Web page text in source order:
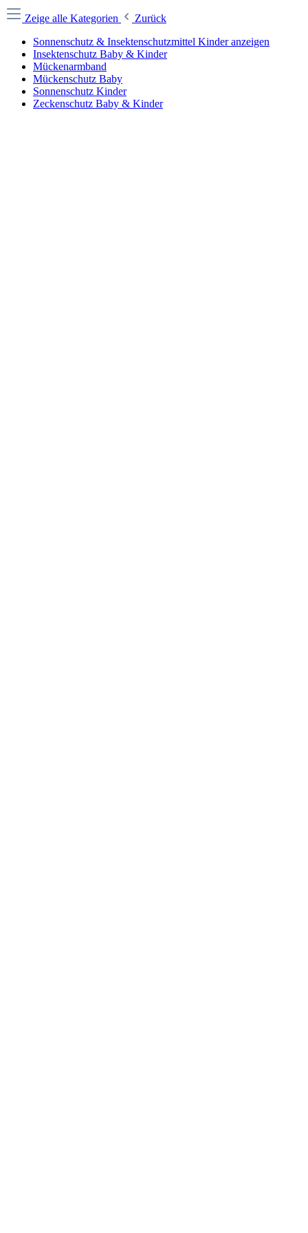
Zeige alle Kategorien
Zurück
Sonnenschutz & Insektenschutzmittel Kinder anzeigen
Insektenschutz Baby & Kinder
Mückenarmband
Mückenschutz Baby
Sonnenschutz Kinder
Zeckenschutz Baby & Kinder